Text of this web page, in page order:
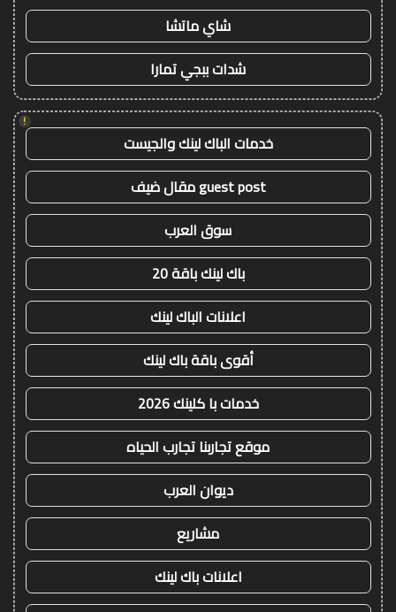
شاي ماتشا
شدات ببجي تمارا
!
خدمات الباك لينك والجيست
guest post مقال ضيف
سوق العرب
باك لينك باقة 20
اعلانات الباك لينك
أقوى باقة باك لينك
خدمات با كلينك 2026
موقع تجاربنا تجارب الحياه
ديوان العرب
مشاريع
اعلانات باك لينك